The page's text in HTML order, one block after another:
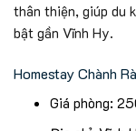
thân thiện, giúp du
bật gần Vĩnh Hy.
Homestay Chành
Giá phòng: